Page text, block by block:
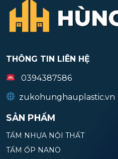
THÔNG TIN LIÊN HỆ
0394387586
zukohunghauplastic.vn
SẢN PHẨM
TẤM NHỰA NỘI THẤT
TẤM ỐP NANO